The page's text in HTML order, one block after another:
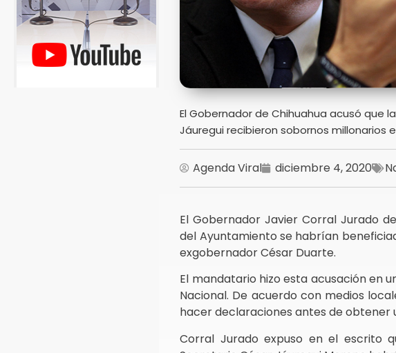
El Gobernador de Chihuahua acusó que
Jáuregui recibieron sobornos millonarios
Agenda Viral diciembre 4, 2020
El Gobernador Javier Corral Jurado
del Ayuntamiento se habrían
exgobernador César Duarte.
El mandatario hizo esta acusación en
Nacional. De acuerdo con medios
hacer declaraciones antes de obtener
Corral Jurado expuso en el escrito